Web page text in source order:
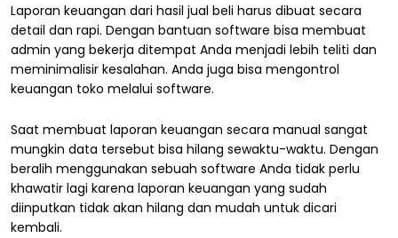
Laporan keuangan dari hasil jual beli harus dibuat secara
detail dan rapi. Dengan bantuan software bisa membuat
admin yang bekerja ditempat Anda menjadi lebih teliti dan
meminimalisir kesalahan. Anda juga bisa mengontrol
keuangan toko melalui software.
Saat membuat laporan keuangan secara manual sangat
mungkin data tersebut bisa hilang sewaktu-waktu. Dengan
beralih menggunakan sebuah software Anda tidak perlu
khawatir lagi karena laporan keuangan yang sudah
diinputkan tidak akan hilang dan mudah untuk dicari
kembali.